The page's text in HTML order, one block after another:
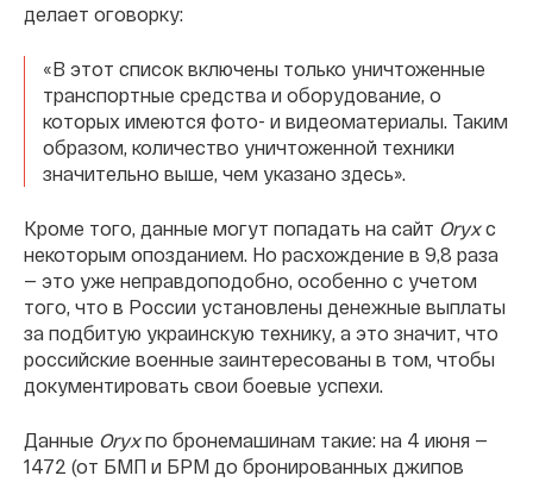
делает оговорку:
«В этот список включены только уничтоженные
транспортные средства и оборудование, о
которых имеются фото- и видеоматериалы. Таким
образом, количество уничтоженной техники
значительно выше, чем указано здесь».
Кроме того, данные могут попадать на сайт Oryxс
некоторым опозданием. Но расхождение в 9,8 раза
— это уже неправдоподобно, особенно с учетом
того, что в России установлены денежные выплаты
за подбитую украинскую технику, а это значит, что
российские военные заинтересованы в том, чтобы
документировать свои боевые успехи.
Данные Oryxпо бронемашинам такие: на 4 июня —
1472 (от БМП и БРМ до бронированных джипов